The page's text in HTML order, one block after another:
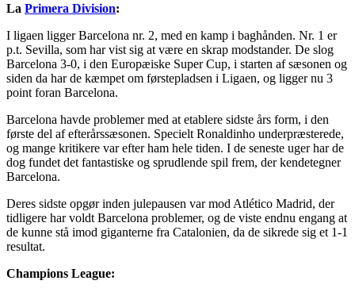
La Primera Division:
I ligaen ligger Barcelona nr. 2, med en kamp i baghånden. Nr. 1 er
p.t. Sevilla, som har vist sig at være en skrap modstander. De slog
Barcelona 3-0, i den Europæiske Super Cup, i starten af sæsonen og
siden da har de kæmpet om førstepladsen i Ligaen, og ligger nu 3
point foran Barcelona.
Barcelona havde problemer med at etablere sidste års form, i den
første del af efterårssæsonen. Specielt Ronaldinho underpræsterede,
og mange kritikere var efter ham hele tiden. I de seneste uger har de
dog fundet det fantastiske og sprudlende spil frem, der kendetegner
Barcelona.
Deres sidste opgør inden julepausen var mod Atlético Madrid, der
tidligere har voldt Barcelona problemer, og de viste endnu engang at
de kunne stå imod giganterne fra Catalonien, da de sikrede sig et 1-1
resultat.
Champions League: